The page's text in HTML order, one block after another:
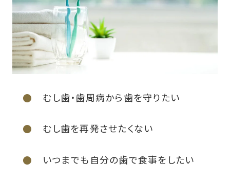
むし歯・歯周病から歯を守りたい
むし歯を再発させたくない
いつまでも自分の歯で食事をしたい